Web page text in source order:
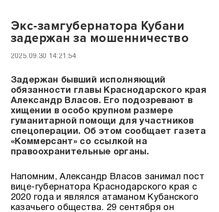
Экс-замгубернатора Кубани
задержан за мошенничество
2025.09.30 14:21:54
Задержан бывший исполняющий
обязанности главы Краснодарского края
Александр Власов. Его подозревают в
хищении в особо крупном размере
гуманитарной помощи для участников
спецоперации. Об этом сообщает газета
«Коммерсант» со ссылкой на
правоохранительные органы.
Напомним, Александр Власов занимал пост
вице-губернатора Краснодарского края с
2020 года и являлся атаманом Кубанского
казачьего общества. 29 сентября он